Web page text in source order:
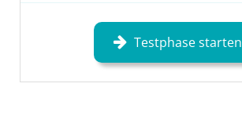
Testphase starten